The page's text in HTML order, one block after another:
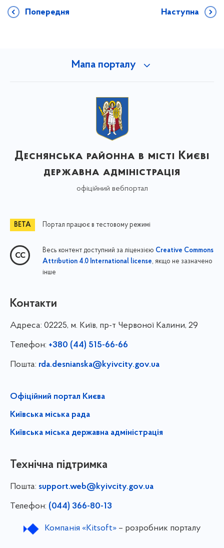
Попередня Наступна
Мапа порталу
Деснянська районна в місті Києві
державна адміністрація
офіційний вебпортал
Портал працює в тестовому режимі
Весь контент доступний за ліцензією Creative Commons
Attribution 4.0 International license, якщо не зазначено
інше
Контакти
Адреса: 02225, м. Київ, пр-т Червоної Калини, 29
Телефон: +380 (44) 515-66-66
Пошта: rda.desnianska@kyivcity.gov.ua
Офіційний портал Києва
Київська міська рада
Київська міська державна адміністрація
Технічна підтримка
Пошта: support.web@kyivcity.gov.ua
Телефон: (044) 366-80-13
Компанія «Kitsoft»– розробник порталу